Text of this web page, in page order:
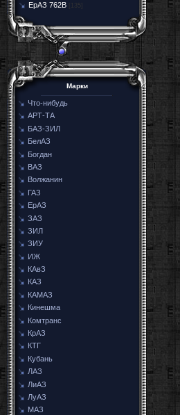
ЕрАЗ 762В [135]
Марки
Что-нибудь
АРТ-ТА
БАЗ-ЗИЛ
БелАЗ
Богдан
ВАЗ
Волжанин
ГАЗ
ЕрАЗ
ЗАЗ
ЗИЛ
ЗИУ
ИЖ
КАвЗ
КАЗ
КАМАЗ
Кинешма
Комтранс
КрАЗ
КТГ
Кубань
ЛАЗ
ЛиАЗ
ЛуАЗ
МАЗ